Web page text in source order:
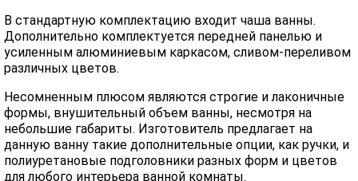
В стандартную комплектацию входит чаша ванны.
Дополнительно комплектуется передней панелью и
усиленным алюминиевым каркасом, сливом-переливом
различных цветов.
Несомненным плюсом являются строгие и лаконичные
формы, внушительный объем ванны, несмотря на
небольшие габариты. Изготовитель предлагает на
данную ванну такие дополнительные опции, как ручки, и
полиуретановые подголовники разных форм и цветов
для любого интерьера ванной комнаты.